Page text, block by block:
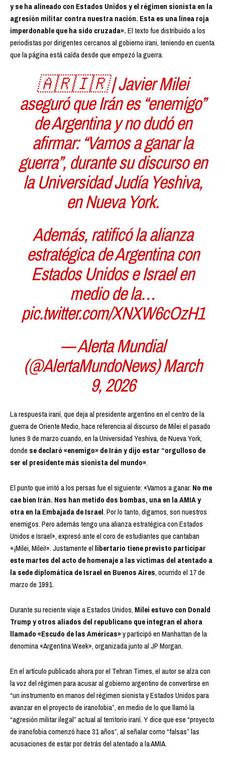
y se ha alineado con Estados Unidos y el régimen sionista en la
agresión militar contra nuestra nación. Esta es una línea roja
imperdonable que ha sido cruzada».El texto fue distribuido a los
periodistas por dirigentes cercanos al gobierno irani, teniendo en cuenta
que la página está caída desde que empezó la guerra.
🇦🇷🇮🇷 | Javier Milei
aseguró que Irán es “enemigo”
de Argentina y no dudó en
afirmar: “Vamos a ganar la
guerra”, durante su discurso en
la Universidad Judía Yeshiva,
en Nueva York.
Además, ratificó la alianza
estratégica de Argentina con
Estados Unidos e Israel en
medio de la…
pic.twitter.com/XNXW6cOzH1
— Alerta Mundial
(@AlertaMundoNews) March
9, 2026
La respuesta iraní, que deja al presidente argentino en el centro de la
guerra de Oriente Medio, hace referencia al discurso de Milei el pasado
lunes 9 de marzo cuando, en la Universidad Yeshiva, de Nueva York,
donde se declaró «enemigo» de Irán y dijo estar “orgulloso de
ser el presidente más sionista del mundo».
El punto que irritó a los persas fue el siguiente: «Vamos a ganar. No me
cae bien Irán. Nos han metido dos bombas, una en la AMIA y
otra en la Embajada de Israel. Por lo tanto, digamos, son nuestros
enemigos. Pero además tengo una alianza estratégica con Estados
Unidos e Israel», expresó ante el coro de estudiantes que cantaban
«¡Milei, Milei!». Justamente el libertario tiene previsto participar
este martes del acto de homenaje a las víctimas del atentado a
la sede diplomática de Israel en Buenos Aires, ocurrido el 17 de
marzo de 1991.
Durante su reciente viaje a Estados Unidos, Milei estuvo con Donald
Trump y otros aliados del republicano que integran el ahora
llamado «Escudo de las Américas»y participó en Manhattan de la
denomina «Argentina Week», organizada junto al JP Morgan.
En el artículo publicado ahora por el Tehran Times, el autor se alza con
la voz del régimen para acusar al gobierno argentino de convertirse en
“un instrumento en manos del régimen sionista y Estados Unidos para
avanzar en el proyecto de iranofobia”, en medio de lo que llamó la
“agresión militar ilegal” actual al territorio iraní. Y dice que ese “proyecto
de iranofobia comenzó hace 31 años”, al señalar como “falsas” las
acusaciones de estar por detrás del atentado a la AMIA.